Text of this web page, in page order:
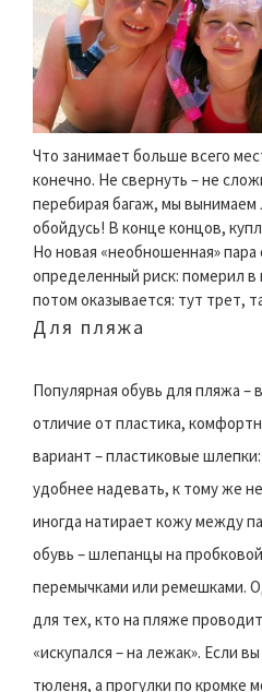
Что занимает больше всего
конечно. Не свернуть – не
перебирая багаж, мы
обойдусь! В конце концов,
Но новая «необношенная» пара
определенный риск: померил в
потом оказывается: тут трет,
Для пляжа
Популярная обувь для пляжа –
отличие от пластика,
вариант – пластиковые
удобнее надевать, к тому же
иногда натирает кожу между
обувь – шлепанцы на
перемычками или ремешками.
для тех, кто на пляже
«искупался – на лежак». Если
тюленя, а прогулки по кромке